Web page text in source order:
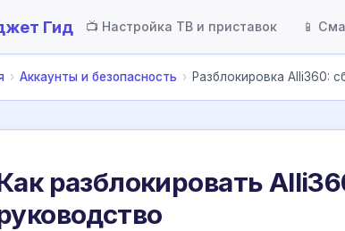
Гид 📺 Настройка ТВ и приставок 📱
› Аккаунты и безопасность › Разблокировка Alli360:
разблокировать